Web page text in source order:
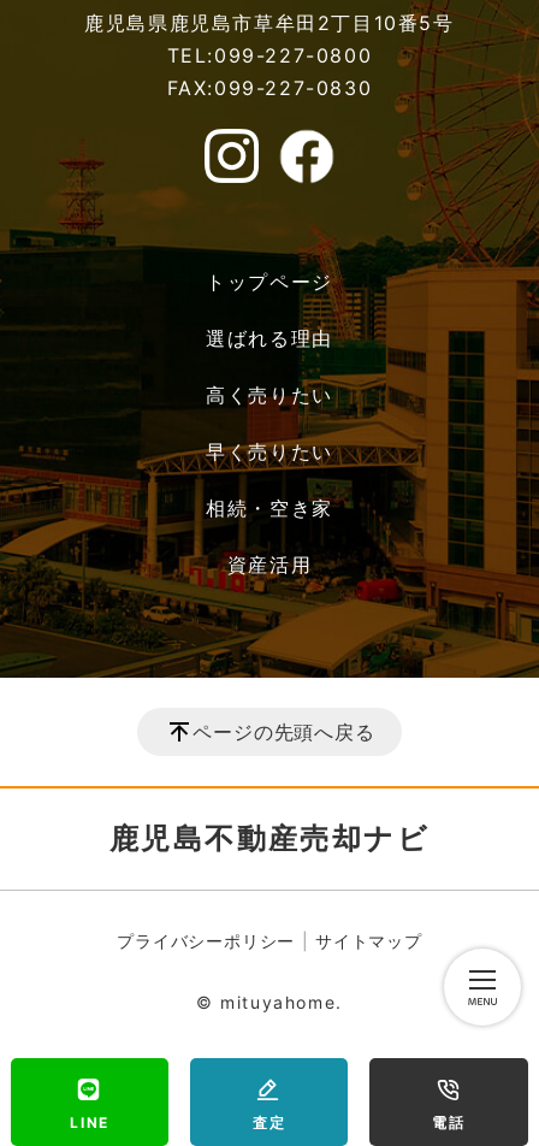
LINE 査定 電話
鹿児島県鹿児島市草牟田2丁目10番5号
TEL:099-227-0800
FAX:099-227-0830
トップページ
選ばれる理由
高く売りたい
早く売りたい
相続・空き家
資産活用
ページの先頭へ戻る
鹿児島不動産売却ナビ
プライバシーポリシー サイトマップ
© mituyahome.